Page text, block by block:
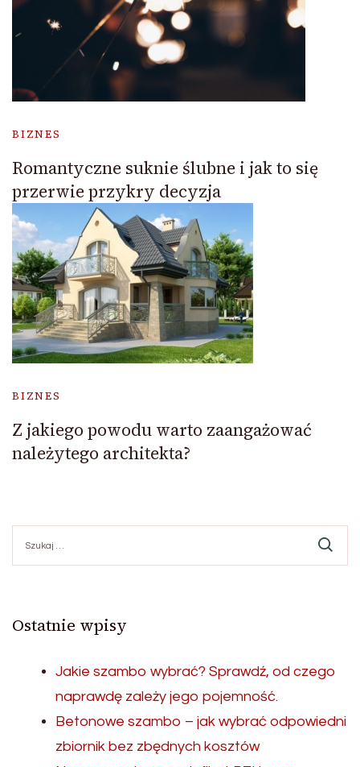
BIZNES
Romantyczne suknie ślubne i jak to się
przerwie przykry decyzja
BIZNES
Z jakiego powodu warto zaangażować
należytego architekta?
Ostatnie wpisy
Jakie szambo wybrać? Sprawdź, od czego
naprawdę zależy jego pojemność.
Betonowe szambo – jak wybrać odpowiedni
zbiornik bez zbędnych kosztów